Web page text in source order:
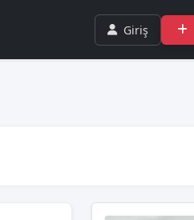
Giriş